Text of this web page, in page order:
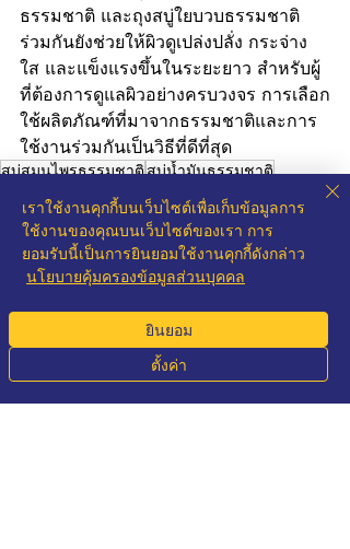
ธรรมชาติ และถุงสบู่ใยบวบธรรมชาติ
ร่วมกันยังช่วยให้ผิวดูเปล่งปลั่ง กระจ่าง
ใส และแข็งแรงขึ้นในระยะยาว สำหรับผู้
ที่ต้องการดูแลผิวอย่างครบวงจร การเลือก
ใช้ผลิตภัณฑ์ที่มาจากธรรมชาติและการ
ใช้งานร่วมกันเป็นวิธีที่ดีที่สุด
สบู่สมุนไพรธรรมชาติสบู่น้ำมันธรรมชาติ
สบู่สมุนไพร
สินค้าอุปโภค
เครื่องสำอางทั่วไป
Phone Email Whatsapp LINE
เราใช้งานคุกกี้บนเว็บไซต์เพื่อเก็บข้อมูลการ
ใช้งานของคุณบนเว็บไซต์ของเรา การ
ยอมรับนี้เป็นการยินยอมใช้งานคุกกี้ดังกล่าว
นโยบายคุ้มครองข้อมูลส่วนบุคคล
ตั้งค่า
ยินยอม